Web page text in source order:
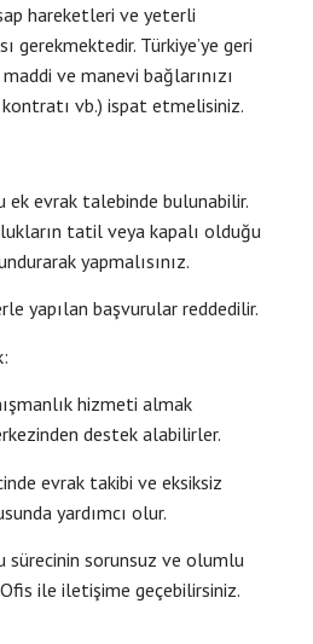
hareketleri ve yeterli
gerekmektedir. Türkiye’ye geri
ve manevi bağlarınızı
vb.) ispat etmelisiniz.
evrak talebinde bulunabilir.
tatil veya kapalı olduğu
yapmalısınız.
yapılan başvurular reddedilir.
hizmeti almak
destek alabilirler.
evrak takibi ve eksiksiz
yardımcı olur.
sürecinin sorunsuz ve olumlu
ile iletişime geçebilirsiniz.